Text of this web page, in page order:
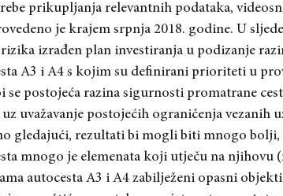
prikupljanja relevantnih podataka,
je krajem srpnja 2018. godine. U
izrađen plan investiranja u podizanje
A3 i A4 s kojim su definirani prioriteti u
se postojeća razina sigurnosti promatrane
uvažavanje postojećih ograničenja vezanih
gledajući, rezultati bi mogli biti mnogo bolji,
mnogo je elemenata koji utječu na njihovu
autocesta A3 i A4 zabilježeni opasni